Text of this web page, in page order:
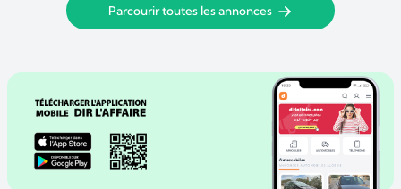
Parcourir toutes les annonces